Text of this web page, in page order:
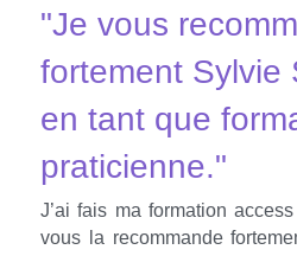
"Je vous
fortement Sylvie
en tant que
praticienne."
J’ai fais ma formation
vous la recommande